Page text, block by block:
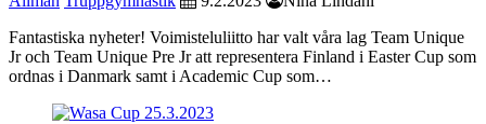
Fantastiska nyheter! Voimisteluliitto har valt våra lag Team Unique
Jr och Team Unique Pre Jr att representera Finland i Easter Cup som
ordnas i Danmark samt i Academic Cup som…